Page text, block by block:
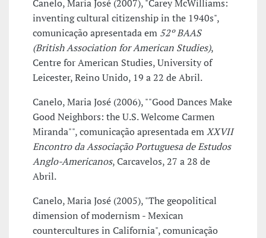
Canelo, Maria José (2007), "Carey McWilliams:
inventing cultural citizenship in the 1940s",
comunicação apresentada em 52º BAAS
(British Association for American Studies),
Centre for American Studies, University of
Leicester, Reino Unido, 19 a 22 de Abril.
Canelo, Maria José (2006), ""Good Dances Make
Good Neighbors: the U.S. Welcome Carmen
Miranda"", comunicação apresentada emXXVII
Encontro da Associação Portuguesa de Estudos
Anglo-Americanos, Carcavelos, 27 a 28 de
Abril.
Canelo, Maria José (2005), "The geopolitical
dimension of modernism - Mexican
countercultures in California", comunicação